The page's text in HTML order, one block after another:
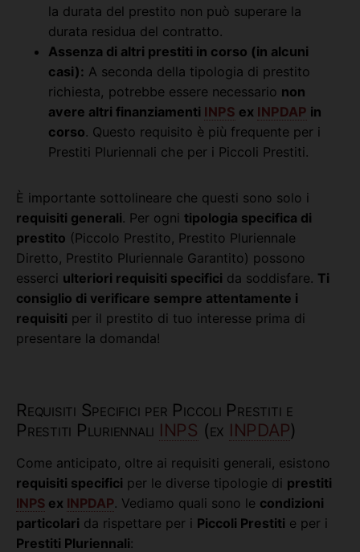
la durata del prestito non può superare la
durata residua del contratto.
Assenza di altri prestiti in corso (in alcuni
casi): A seconda della tipologia di prestito
richiesta, potrebbe essere necessario non
avere altri finanziamenti INPS ex INPDAP in
corso. Questo requisito è più frequente per i
Prestiti Pluriennali che per i Piccoli Prestiti.
È importante sottolineare che questi sono solo i
requisiti generali. Per ogni tipologia specifica di
prestito (Piccolo Prestito, Prestito Pluriennale
Diretto, Prestito Pluriennale Garantito) possono
esserci ulteriori requisiti specifici da soddisfare. Ti
consiglio di verificare sempre attentamente i
requisiti per il prestito di tuo interesse prima di
presentare la domanda!
Requisiti Specifici per Piccoli Prestiti e
Prestiti Pluriennali INPS (ex INPDAP)
Come anticipato, oltre ai requisiti generali, esistono
requisiti specifici per le diverse tipologie di prestiti
INPS ex INPDAP. Vediamo quali sono le condizioni
particolari da rispettare per i Piccoli Prestiti e per i
Prestiti Pluriennali: